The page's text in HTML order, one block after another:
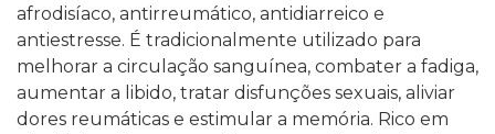
afrodisíaco, antirreumático, antidiarreico e
antiestresse. É tradicionalmente utilizado para
melhorar a circulação sanguínea, combater a fadiga,
aumentar a libido, tratar disfunções sexuais, aliviar
dores reumáticas e estimular a memória. Rico em